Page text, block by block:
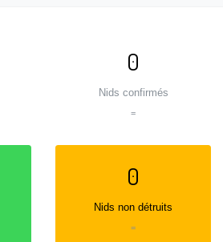
0
Nids confirmés
=
0
Nids non détruits
=